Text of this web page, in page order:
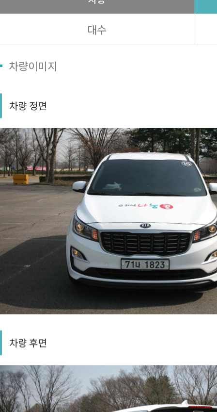
대수
차량이미지